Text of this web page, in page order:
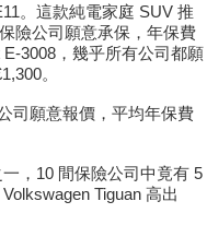
。這款純電家庭 SUV 推
險公司願意承保，年保費
3008，幾乎所有公司都願
。
司願意報價，平均年保費
，10 間保險公司中竟有 5
Tiguan 高出